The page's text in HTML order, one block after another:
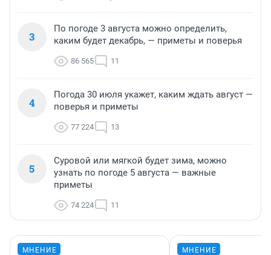
3
По погоде 3 августа можно определить,
каким будет декабрь, — приметы и поверья
86 565 11
4
Погода 30 июля укажет, каким ждать август —
поверья и приметы
77 224 13
5
Суровой или мягкой будет зима, можно
узнать по погоде 5 августа — важные
приметы
74 224 11
МНЕНИЕ МНЕНИЕ